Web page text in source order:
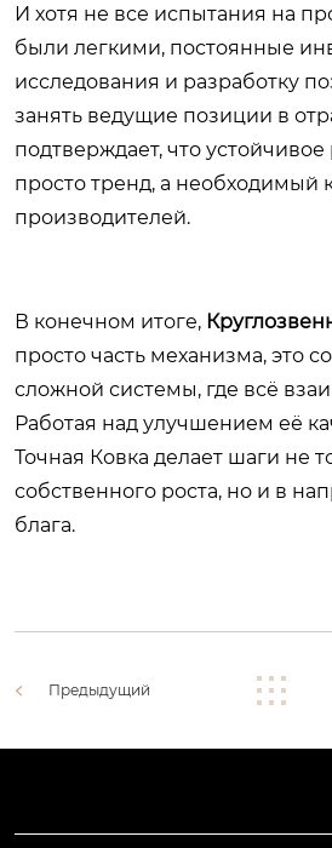
И хотя не все испытания на
были легкими, постоянные
исследования и разработку
занять ведущие позиции в
подтверждает, что
просто тренд, а необходимый
производителей.
В конечном итоге,
просто часть механизма, это
сложной системы, где всё
Работая над улучшением её
Точная Ковка делает шаги не
собственного роста, но и в
блага.
Предыдущий